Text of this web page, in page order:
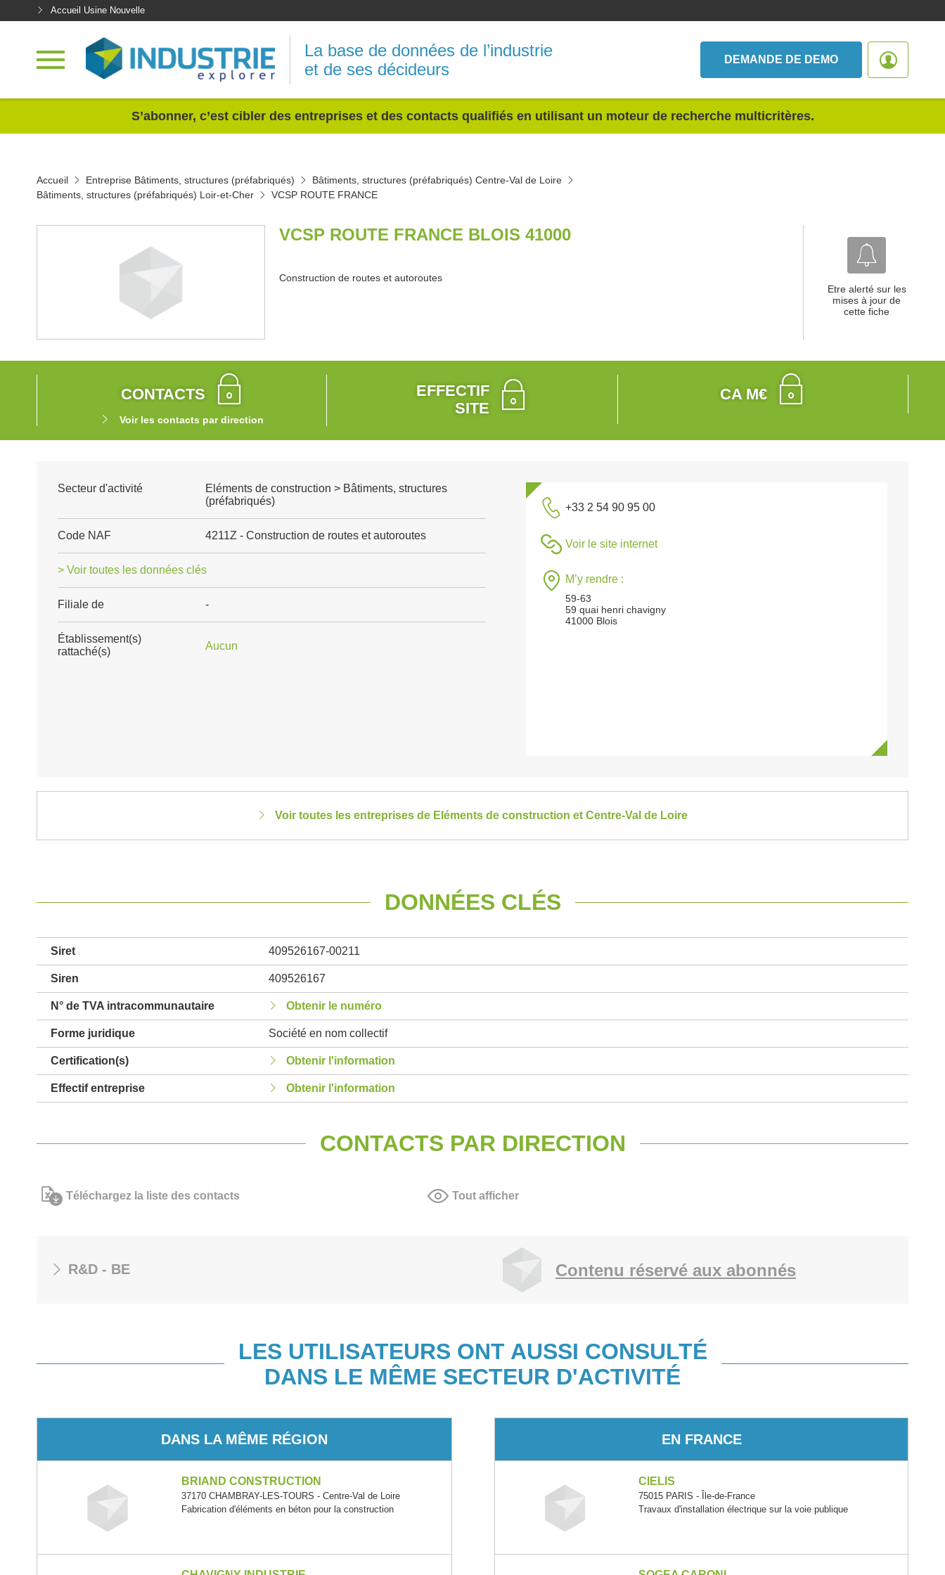
Accueil Usine Nouvelle
La base de données de l’industrie
et de ses décideurs
DEMANDE DE DEMO
S’abonner, c’est cibler des entreprises et des contacts qualifiés en utilisant un moteur de recherche multicritères.
Accueil Entreprise Bâtiments, structures (préfabriqués)
Bâtiments, structures (préfabriqués) Centre-Val de Loire
Bâtiments, structures (préfabriqués) Loir-et-Cher
VCSP ROUTE FRANCE
VCSP ROUTE FRANCE BLOIS 41000
Construction de routes et autoroutes
Etre alerté sur les
mises à jour de
cette fiche
CONTACTS
Voir les contacts par direction
EFFECTIF
SITE
CA M€
Secteur d'activité
Eléments de construction > Bâtiments, structures
(préfabriqués)
Code NAF 4211Z - Construction de routes et autoroutes
> Voir toutes les données clés
Filiale de -
Établissement(s)
rattaché(s)
Aucun
+33 2 54 90 95 00
Voir le site internet
M’y rendre :
59-63
59 quai henri chavigny
41000 Blois
Voir toutes les entreprises de Eléments de construction et Centre-Val de Loire
DONNÉES CLÉS
Siret 409526167-00211
Siren 409526167
N° de TVA intracommunautaire Obtenir le numéro
Forme juridique Société en nom collectif
Certification(s) Obtenir l'information
Effectif entreprise Obtenir l'information
CONTACTS PAR DIRECTION
Téléchargez la liste des contacts Tout afficher
R&D - BE Contenu réservé aux abonnés
LES UTILISATEURS ONT AUSSI CONSULTÉ
DANS LE MÊME SECTEUR D'ACTIVITÉ
DANS LA MÊME RÉGION
BRIAND CONSTRUCTION
37170 CHAMBRAY-LES-TOURS - Centre-Val de Loire
Fabrication d'éléments en béton pour la construction
EN FRANCE
CIELIS
75015 PARIS - Île-de-France
Travaux d'installation électrique sur la voie publique